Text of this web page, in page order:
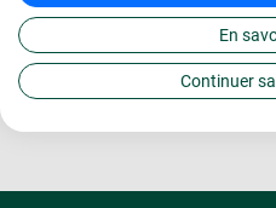
Accueil»Formations»
BTS Comptabilité et
En
Continuer